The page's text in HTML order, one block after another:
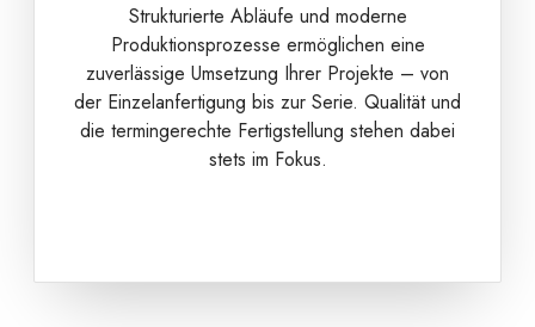
Strukturierte Abläufe und moderne
Produktionsprozesse ermöglichen eine
zuverlässige Umsetzung Ihrer Projekte – von
der Einzelanfertigung bis zur Serie. Qualität und
die termingerechte Fertigstellung stehen dabei
stets im Fokus.